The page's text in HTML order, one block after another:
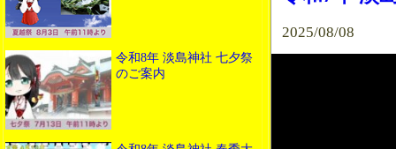
令和8年 淡島神社 七夕祭
のご案内
2025/08/08